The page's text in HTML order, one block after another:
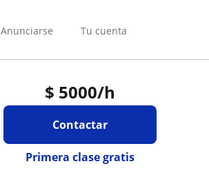
Anunciarse Tu cuenta
$ 5000/h
Contactar
Primera clase gratis